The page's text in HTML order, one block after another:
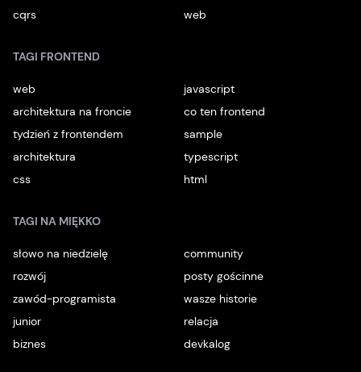
cqrs
web
TAGI FRONTEND
web
javascript
architektura na froncie
co ten frontend
tydzień z frontendem
sample
architektura
typescript
css
html
TAGI NA MIĘKKO
słowo na niedzielę
community
rozwój
posty gościnne
zawód-programista
wasze historie
junior
relacja
biznes
devkalog